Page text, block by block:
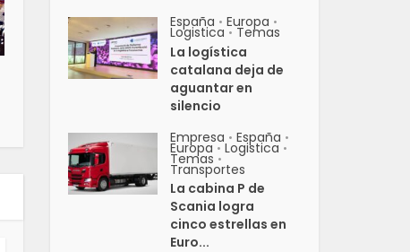
España • Europa •
Logistica • Temas
La logística
catalana deja de
aguantar en
silencio
Empresa • España •
Europa • Logistica •
Temas •
Transportes
La cabina P de
Scania logra
cinco estrellas en
Euro...